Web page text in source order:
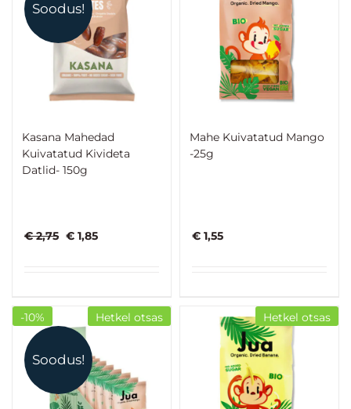
Soodus!
Kasana Mahedad
Kuivatatud Kivideta
Datlid- 150g
€2,75 Algne
€ 1,85Praegune
Mahe Kuivatatud Mango
-25g
€ 1,55
Soodus!
Hetkel otsas
-10% Hetkel otsas